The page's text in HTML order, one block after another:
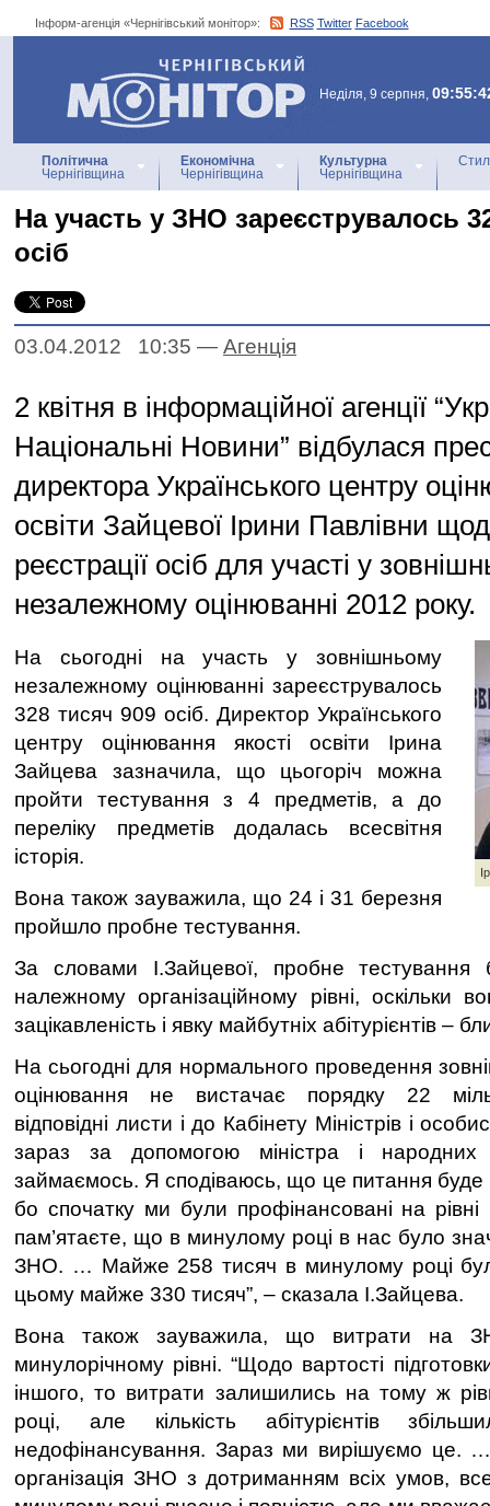
Інформ-агенція «Чернігівський монітор»: RSS Twitter Facebook
Інформ-агенція
«Чернігівський монітор»
Неділя, 9 серпня,
Політична
Чернігівщина
Економічна
Чернігівщина
Культурна
Чернігівщина
На участь у ЗНО зареєструвалось
осіб
03.04.2012 10:35 — Агенцiя
2 квітня в інформаційної агенції
Національні Новини” відбулася
директора Українського центру
освіти Зайцевої Ірини Павлівни
реєстрації осіб для участі у
незалежному оцінюванні 2012 року.
На сьогодні на участь у зовнішньому
незалежному оцінюванні зареєструвалось
328 тисяч 909 осіб. Директор Українського
центру оцінювання якості освіти Ірина
Зайцева зазначила, що цьогоріч можна
пройти тестування з 4 предметів, а до
переліку предметів додалась всесвітня
історія.
Вона також зауважила, що 24 і 31 березня
пройшло пробне тестування.
За словами І.Зайцевої, пробне
належному організаційному рівні, оскільки
зацікавленість і явку майбутніх абітурієнтів –
На сьогодні для нормального проведення
оцінювання не вистачає порядку 22
відповідні листи і до Кабінету Міністрів і
зараз за допомогою міністра і
займаємось. Я сподіваюсь, що це питання буде
бо спочатку ми були профінансовані на
пам’ятаєте, що в минулому році в нас було
ЗНО. … Майже 258 тисяч в минулому році
цьому майже 330 тисяч”, – сказала І.Зайцева.
Вона також зауважила, що витрати на
минулорічному рівні. “Щодо вартості
іншого, то витрати залишились на тому ж
році, але кількість абітурієнтів
недофінансування. Зараз ми вирішуємо це.
організація ЗНО з дотриманням всіх умов,